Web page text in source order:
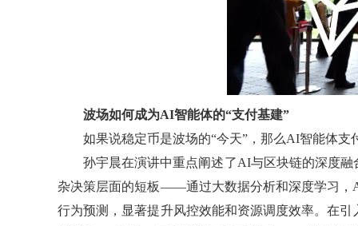
波场如何成为AI智能体的“支付基建”
如果说稳定币是波场的“今天”，那么AI智能体支
孙宇晨在演讲中重点阐述了AI与区块链的深度
杂决策层面的短板——通过大数据分析和深度学习，
行为预测，显著提升风控效能和资源调度效率。在